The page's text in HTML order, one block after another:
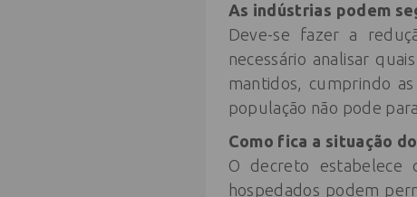
As indústrias podem
Deve-se fazer a
necessário analisar
mantidos, cumprindo
população não pode
Como fica a situação
O decreto estabelece
hospedados podem